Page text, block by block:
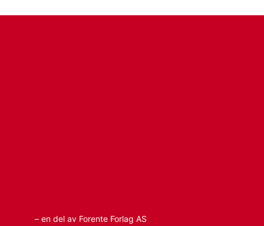
– en del av Forente Forlag AS